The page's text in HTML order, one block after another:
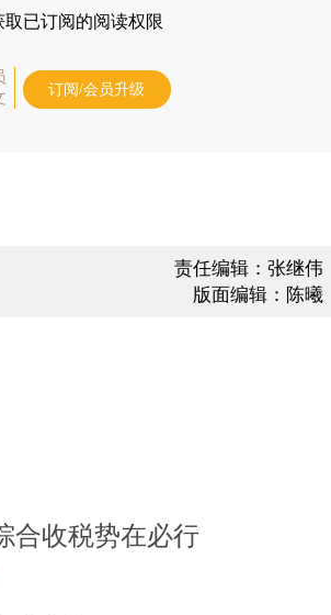
取已订阅的阅读权限
订阅/会员升级
责任编辑：张继伟
版面编辑：陈曦
合收税势在必行